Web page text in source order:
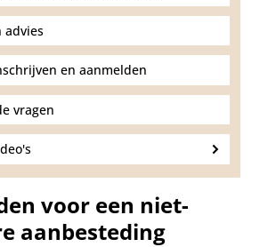
advies
en aanmelden
vragen
voor een niet-
aanbesteding